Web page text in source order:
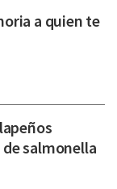
a quien te
salmonella